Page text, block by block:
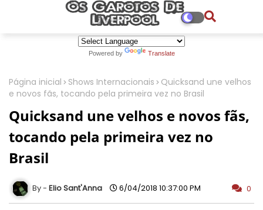
Powered by Translate
Página inicial Shows Internacionais
Quicksand une velhos
e novos fãs, tocando pela primeira vez no Brasil
Quicksand une velhos e novos fãs,
tocando pela primeira vez no
Brasil
Elio Sant'Anna 6/04/2018 10:37:00 PM 0